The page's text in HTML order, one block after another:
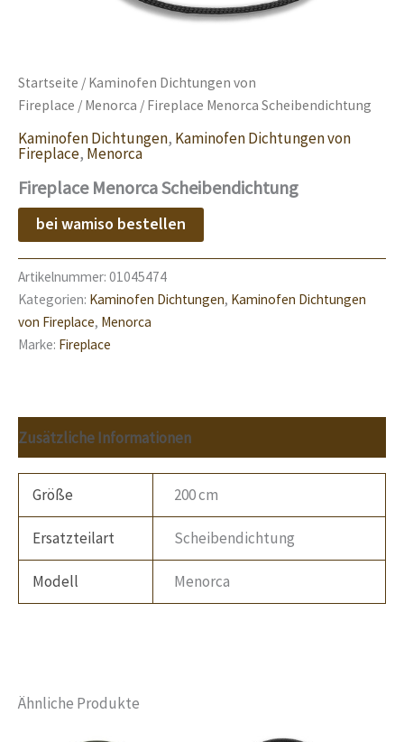
Startseite / Kaminofen Dichtungen von
Fireplace / Menorca / Fireplace Menorca Scheibendichtung
Kaminofen Dichtungen, Kaminofen Dichtungen von
Fireplace, Menorca
Fireplace Menorca Scheibendichtung
bei wamiso bestellen
Artikelnummer: 01045474
Kategorien: Kaminofen Dichtungen, Kaminofen Dichtungen
von Fireplace, Menorca
Marke: Fireplace
Zusätzliche Informationen
Größe 200 cm
Ersatzteilart Scheibendichtung
Modell Menorca
Ähnliche Produkte